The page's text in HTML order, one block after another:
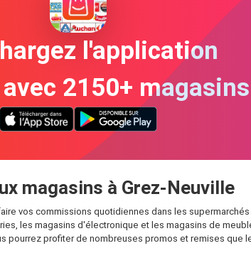
l'application
2150+ magasins
magasins à Grez-Neuville
vos commissions quotidiennes dans les
les magasins d'électronique et les magasins de
profiter de nombreuses promos et remises